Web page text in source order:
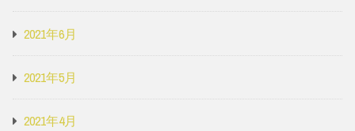
2021年6月
2021年5月
2021年4月